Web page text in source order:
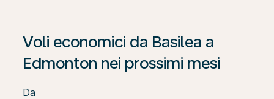
Voli economici da Basilea a
Edmonton nei prossimi mesi
Da